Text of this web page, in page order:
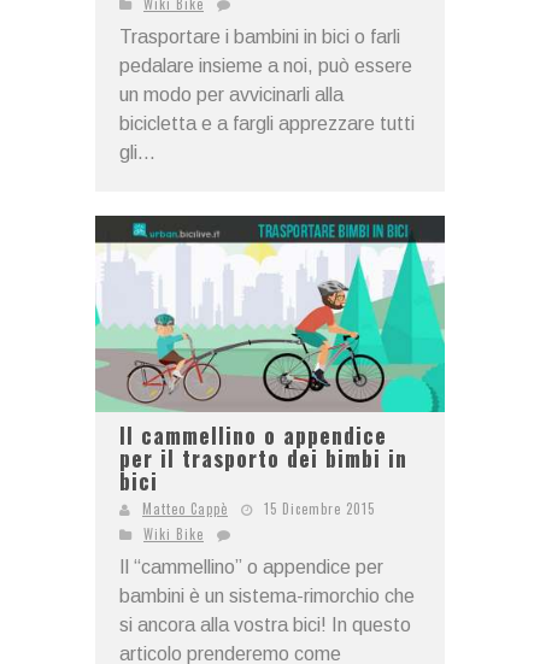
Trasportare i bambini in bici o farli
pedalare insieme a noi, può essere
un modo per avvicinarli alla
bicicletta e a fargli apprezzare tutti
gli...
Il cammellino o appendice
per il trasporto dei bimbi in
bici
Matteo Cappè
15 Dicembre 2015
Wiki Bike
Il “cammellino” o appendice per
bambini è un sistema-rimorchio che
si ancora alla vostra bici! In questo
articolo prenderemo come